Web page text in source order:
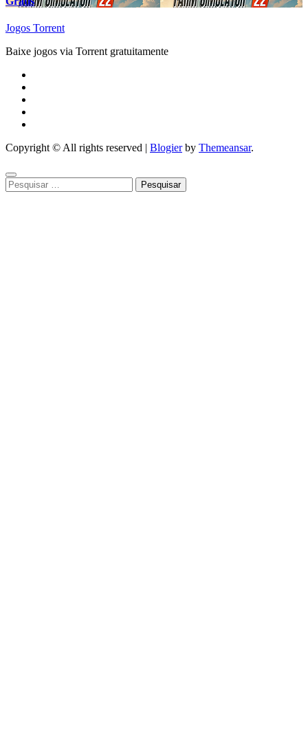
Jogos Torrent
Baixe jogos via Torrent gratuitamente
Copyright © All rights reserved | Blogierby Themeansar.
Pesquisar
por: